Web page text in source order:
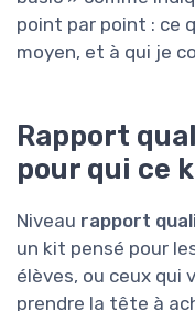
point par point : ce
moyen, et à qui je
Rapport
pour qui ce
Niveau rapport
un kit pensé pour
élèves, ou ceux qui
prendre la tête à